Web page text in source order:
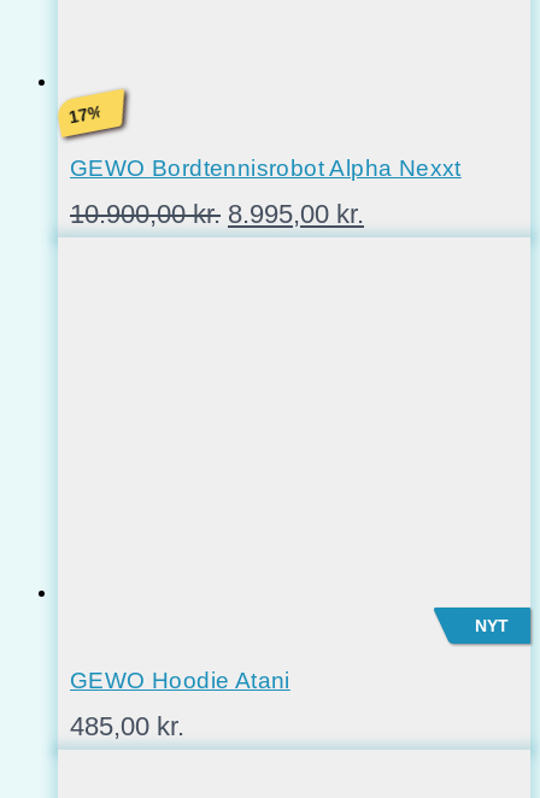
17%
GEWO Bordtennisrobot Alpha Nexxt
10.900,00kr. Den
oprindelige
8.995,00 kr.
aktuelle
NYT
GEWO Hoodie Atani
485,00 kr.